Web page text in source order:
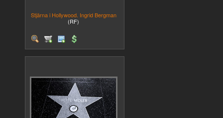
Stjärna i Hollywood. Ingrid Bergman
(RF)